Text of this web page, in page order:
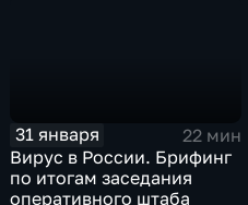
31 января
22 мин
Вирус в России. Брифинг
по итогам заседания
оперативного штаба